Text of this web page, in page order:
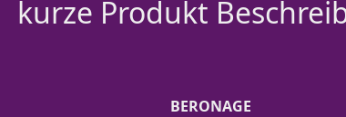
kurze Produkt
BERONAGE